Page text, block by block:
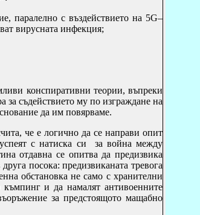
паралелно с въздействието на 5G–
вирусната инфекция;
конспиративни теории, въпреки
за съдействието му по изграждане на
да им повярваме.
че е логично да се направи опит
с натиска си за война между
отдавна се опитва да предизвика
посока: предизвиканата тревога
обстановка не само с хранителни
и да намалят антивоенните
за предстоящото мащабно